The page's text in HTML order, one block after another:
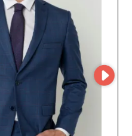
передовые
доступ к полному
за рамки обычной
качеству и возможность
предложение. От
пальто на каждый день
вселять уверенность и
Ваших клиентов
утонченность, которые
откройте, как
может преобразить ваш
мужской одежды.